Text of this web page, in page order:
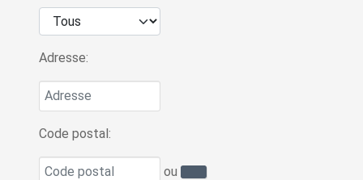
Adresse:
Code postal:
ou